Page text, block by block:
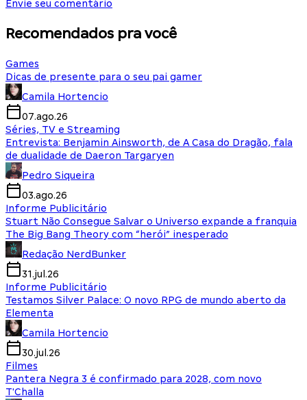
Envie seu comentário
Recomendados pra você
Games
Dicas de presente para o seu pai gamer
Camila Hortencio
07.ago.26
Séries, TV e Streaming
Entrevista: Benjamin Ainsworth, de A Casa do Dragão, fala
de dualidade de Daeron Targaryen
Pedro Siqueira
03.ago.26
Informe Publicitário
Stuart Não Consegue Salvar o Universo expande a franquia
The Big Bang Theory com “herói” inesperado
Redação NerdBunker
31.jul.26
Informe Publicitário
Testamos Silver Palace: O novo RPG de mundo aberto da
Elementa
Camila Hortencio
30.jul.26
Filmes
Pantera Negra 3 é confirmado para 2028, com novo
T'Challa